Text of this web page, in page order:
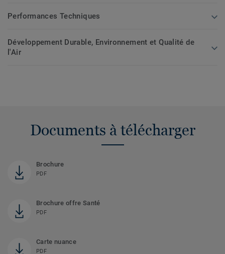
Performances Techniques
Développement Durable, Environnement et Qualité de
l'Air
Documents à télécharger
Brochure
PDF
Brochure offre Santé
PDF
Carte nuance
PDF